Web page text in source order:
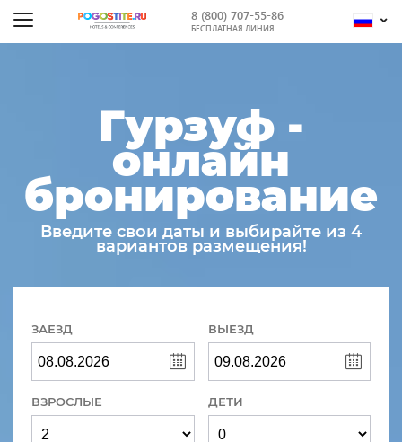
8 (800) 707-55-86
БЕСПЛАТНАЯ ЛИНИЯ
Гурзуф -
онлайн
бронирование
Введите свои даты и выбирайте из 4
вариантов размещения!
ЗАЕЗД ВЫЕЗД
ВЗРОСЛЫЕ ДЕТИ